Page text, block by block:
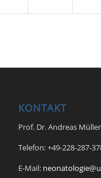
KONTAKT
Prof. Dr. Andreas Müller
Telefon: +49-228-287-
E-Mail: